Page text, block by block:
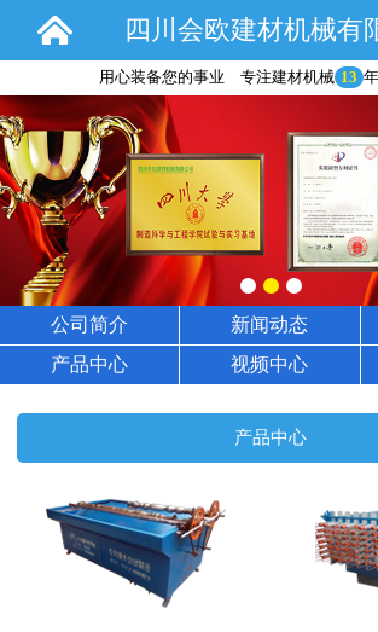
四川会欧建材机械有
司
用心装备您的事业 专注建材机械 13
公司简介 新闻动态
产品中心
视频中心
产品中心